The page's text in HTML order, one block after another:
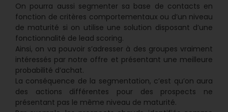
On pourra aussi segmenter sa base de contacts en
fonction de critères comportementaux ou d’un niveau
de maturité si on utilise une solution disposant d’une
fonctionnalité de lead scoring.
Ainsi, on va pouvoir s’adresser à des groupes vraiment
intéressés par notre offre et présentant une meilleure
probabilité d’achat.
La conséquence de la segmentation, c’est qu’on aura
des actions différentes pour des prospects ne
présentant pas le même niveau de maturité.